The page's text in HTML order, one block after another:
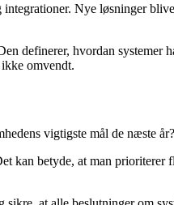
Nye løsninger
definerer, hvordan
omvendt.
vigtigste mål de næste
kan betyde, at man